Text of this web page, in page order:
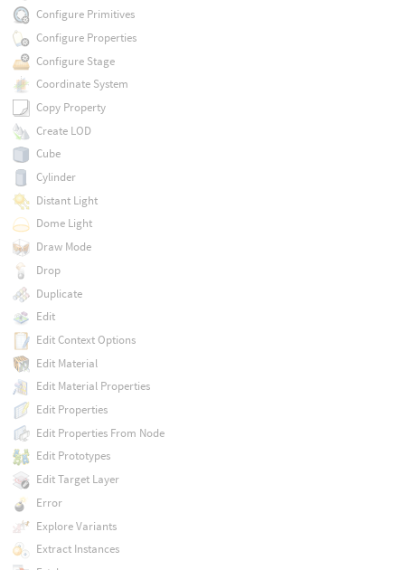
Configure Primitives
Configure Properties
Configure Stage
Coordinate System
Copy Property
Create LOD
Cube
Cylinder
Distant Light
Dome Light
Draw Mode
Drop
Duplicate
Edit
Edit Context Options
Edit Material
Edit Material Properties
Edit Properties
Edit Properties From Node
Edit Prototypes
Edit Target Layer
Error
Explore Variants
Extract Instances